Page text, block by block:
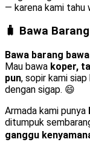
— karena kami tahu
🧳 Bawa
Bawa barang
Mau bawa koper,
pun, sopir kami
dengan sigap. 😄
Armada kami punya
ditumpuk
ganggu